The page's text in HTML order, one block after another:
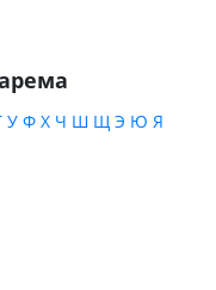
У Ф Х Ч Ш Щ Э Ю Я